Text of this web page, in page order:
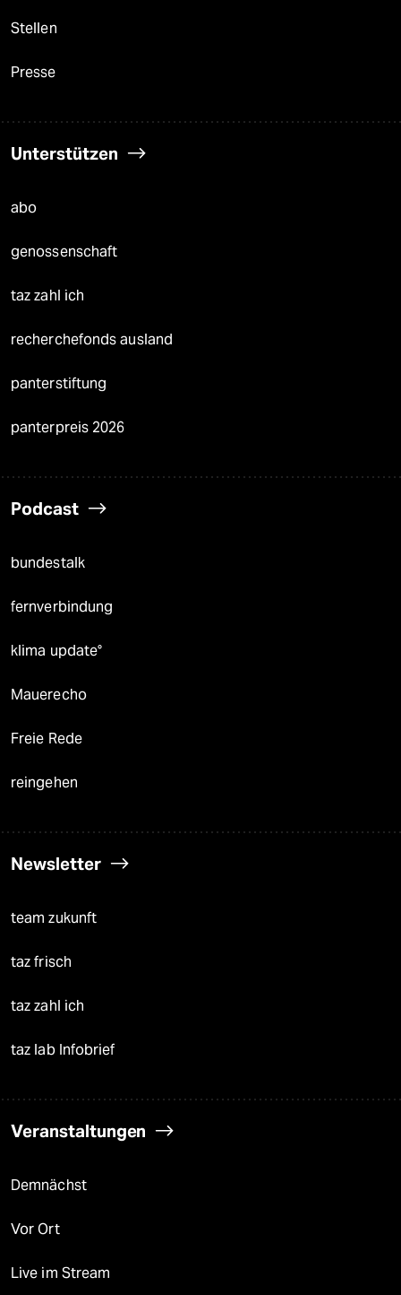
Stellen
Presse
Unterstützen
abo
genossenschaft
taz zahl ich
recherchefonds ausland
panterstiftung
panterpreis 2026
Podcast
bundestalk
fernverbindung
klima update°
Mauerecho
Freie Rede
reingehen
Newsletter
team zukunft
taz frisch
taz zahl ich
taz lab Infobrief
Veranstaltungen
Demnächst
Vor Ort
Live im Stream